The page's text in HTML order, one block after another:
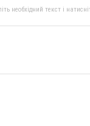
необхідний текст і